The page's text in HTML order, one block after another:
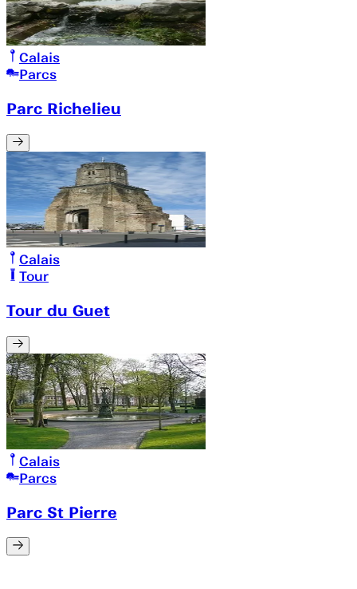
Calais
Parcs
Parc Richelieu
Calais
Tour
Tour du Guet
Calais
Parcs
Parc St Pierre